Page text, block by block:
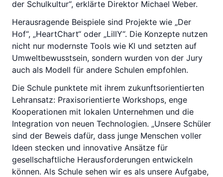
der Schulkultur“, erklärte Direktor Michael Weber.
Herausragende Beispiele sind Projekte wie „Der
Hof“, „HeartChart“ oder „LillY“. Die Konzepte nutzen
nicht nur modernste Tools wie KI und setzten auf
Umweltbewusstsein, sondern wurden von der Jury
auch als Modell für andere Schulen empfohlen.
Die Schule punktete mit ihrem zukunftsorientierten
Lehransatz: Praxisorientierte Workshops, enge
Kooperationen mit lokalen Unternehmen und die
Integration von neuen Technologien. „Unsere Schüler
sind der Beweis dafür, dass junge Menschen voller
Ideen stecken und innovative Ansätze für
gesellschaftliche Herausforderungen entwickeln
können. Als Schule sehen wir es als unsere Aufgabe,